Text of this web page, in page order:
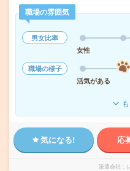
職場の雰囲気
男女比率
女性
職場の様子
活気がある
気になる! 応
派遣会社